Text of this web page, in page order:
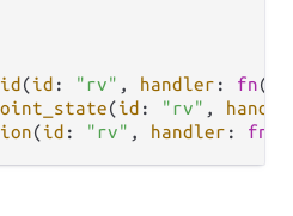
(id : "rv" , handler : fn(
(id : "rv" ,
(id : "rv" , handler : fn